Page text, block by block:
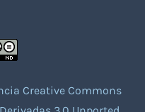
Creative Commons